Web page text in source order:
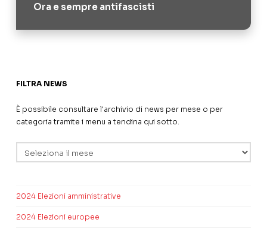
Ora e sempre antifascisti
FILTRA NEWS
È possibile consultare l'archivio di news per mese o per
categoria tramite i menu a tendina qui sotto.
2024 Elezioni amministrative
2024 Elezioni europee